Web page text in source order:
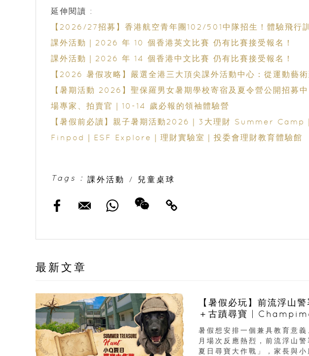
延伸閱讀 :
【2026/27招募】香港航空青年團102/501中隊招生！體驗飛行
課外活動｜2026 年 10 個香港英文比賽 仍有比賽接受報名！
課外活動｜2026 年 14 個香港中文比賽 仍有比賽接受報名！
【2026 暑假攻略】嚴選全港三大頂尖課外活動中心：從運動藝
【暑期活動 2026】聖保羅男女暑期學校寄宿及夏令營公開招募
場專家、拍賣官｜10-14 歲必報的領袖體驗營
【暑假前必讀】親子暑期活動2026｜3大理財 Summer Camp
Finpod｜ESF Explore｜理財實驗室｜投委會理財教育體驗館
Tags : 課外活動 / 兒童桌球
最新文章
【暑假必玩】前流浮山
＋古蹟尋寶 |
暑假想安排一個兼具教育意
月場次反應熱烈，前流浮山
夏日尋寶大作戰」，家長與